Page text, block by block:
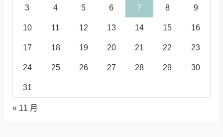
3 4 5 6 7 8 9
10 11 12 13 14 15 16
17 18 19 20 21 22 23
24 25 26 27 28 29 30
31
« 11 月